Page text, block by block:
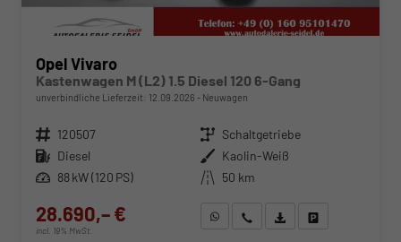
Opel Vivaro
Kastenwagen M (L2) 1.5 Diesel 120 6-Gang
unverbindliche Lieferzeit: 12.09.2026 Neuwagen
Fahrzeugnr. 120507 Getriebe Schaltgetriebe
Kraftstoff Diesel Außenfarbe Kaolin-Weiß
Leistung 88 kW (120 PS) Kilometerstand 50 km
28.690,– €
incl. 19% MwSt.
WhatsApp anfragen
Wir rufen Sie anFahrzeugexposé (PDF)